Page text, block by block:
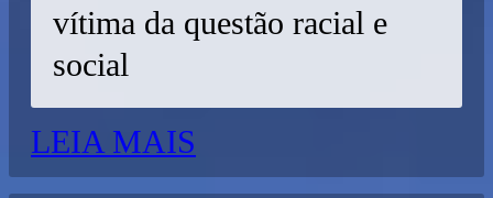
vítima da questão racial e
social
LEIA MAIS